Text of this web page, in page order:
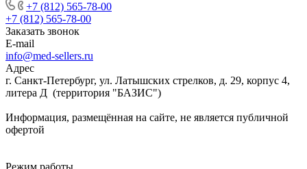
+7 (812) 565-78-00
+7 (812) 565-78-00
Заказать звонок
E-mail
info@med-sellers.ru
Адрес
г. Санкт-Петербург, ул. Латышских стрелков, д. 29, корпус 4,
литера Д (территория "БАЗИС")
Информация, размещённая на сайте, не является публичной
офертой
Режим работы